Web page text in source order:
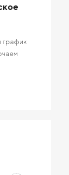
график